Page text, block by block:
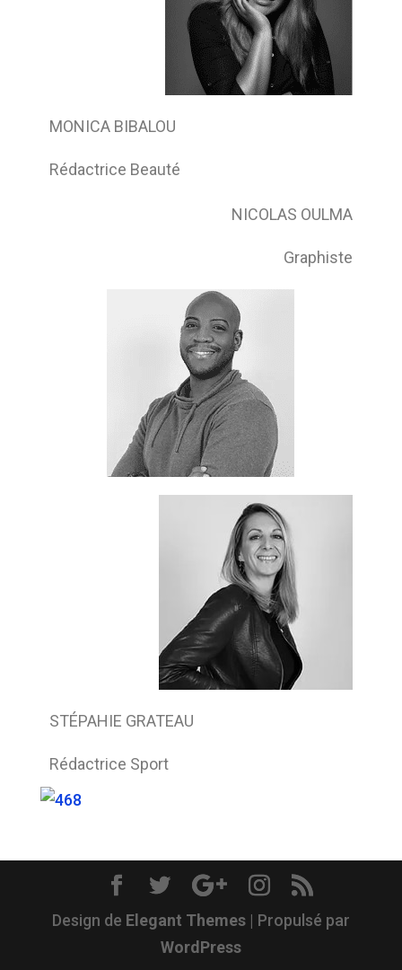
MONICA BIBALOU
Rédactrice Beauté
NICOLAS OULMA
Graphiste
STÉPAHIE GRATEAU
Rédactrice Sport
Design de Elegant Themes| Propulsé par
WordPress